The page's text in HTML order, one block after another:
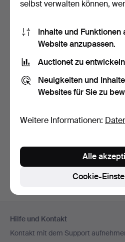
Messing, 20.
53 USD
Navigation
Hilfe und Kontakt
Kontakt mit dem Support
selbst verwalten können,
Inhalte und Funktionen
Website anzupassen.
Auctionet zu
Neuigkeiten und
Websites für Sie zu
Weitere Informationen:
Cookie-
Alle